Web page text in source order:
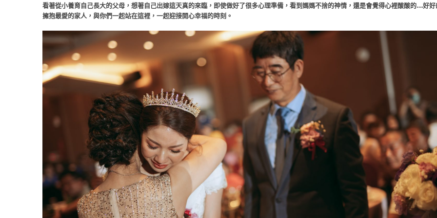
看著從小養育自己長大的父母，想著自己出嫁這天真的來臨，即使做好了很多心理準備，看到媽媽不捨的神情，還是會覺得心裡酸酸的….好好
擁抱最愛的家人，與你們一起站在這裡，一起迎接開心幸福的時刻。